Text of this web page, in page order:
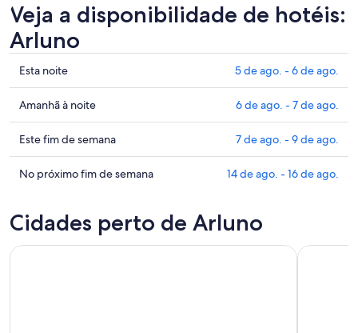
Veja a disponibilidade de hotéis:
Arluno
Confira
os
preços
em
Arluno
para
esta
de
Esta noite 5 de ago. - 6 de ago.
Confira
os
preços
em
Arluno
à
Amanhã à noite 6 de ago. - 7 de ago.
Confira
os
preços
para
Este fim de semana 7 de ago. - 9 de ago.
Confira
em
Arluno
No próximo fim de semana 14 de ago. - 16 de ago.
Cidades perto de Arluno